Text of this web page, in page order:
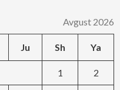
Avgust 2026
Ju Sh Ya
1 2